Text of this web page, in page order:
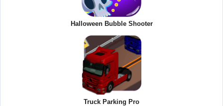
Halloween Bubble Shooter
Truck Parking Pro